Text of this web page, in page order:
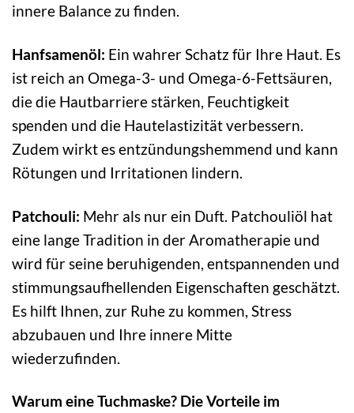
innere Balance zu finden.
Hanfsamenöl: Ein wahrer Schatz für Ihre Haut. Es
ist reich an Omega-3- und Omega-6-Fettsäuren,
die die Hautbarriere stärken, Feuchtigkeit
spenden und die Hautelastizität verbessern.
Zudem wirkt es entzündungshemmend und kann
Rötungen und Irritationen lindern.
Patchouli: Mehr als nur ein Duft. Patchouliöl hat
eine lange Tradition in der Aromatherapie und
wird für seine beruhigenden, entspannenden und
stimmungsaufhellenden Eigenschaften geschätzt.
Es hilft Ihnen, zur Ruhe zu kommen, Stress
abzubauen und Ihre innere Mitte
wiederzufinden.
Warum eine Tuchmaske? Die Vorteile im